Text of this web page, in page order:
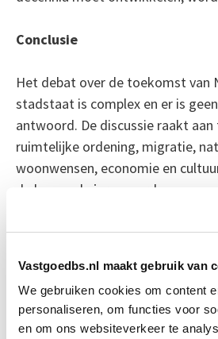
Vastgoedbs.nl maakt gebruik van
We gebruiken cookies om content
personaliseren, om functies voor
en om ons websiteverkeer te
Conclusie
Het debat over de toekomst van
stadstaat is complex en er is
antwoord. De discussie raakt aan
ruimtelijke ordening, migratie,
woonwensen, economie en
de komende jaren worden
Nederland een leefbare en
blijven voor toekomstige
Bron: fd.nl
Boeiend verhaal?